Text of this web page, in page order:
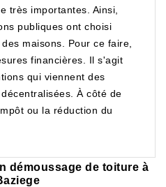
très importantes. Ainsi,
publiques ont choisi
maisons. Pour ce faire,
financières. Il s'agit
qui viennent des
À côté de
ou la réduction du
démoussage de toiture à